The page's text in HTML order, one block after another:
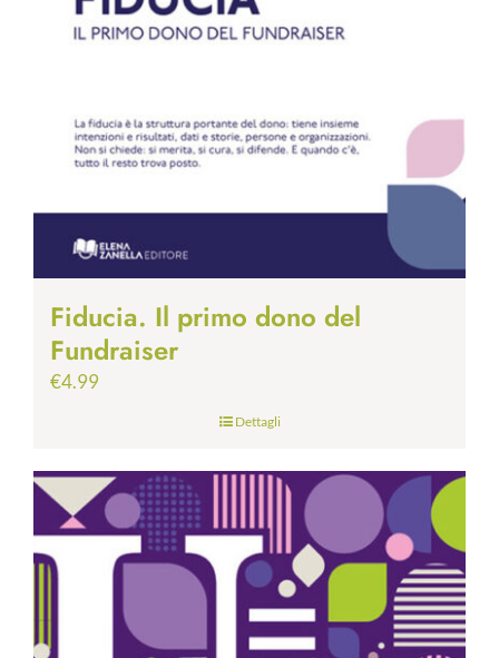
Fiducia. Il primo dono del
Fundraiser
€4.99
Dettagli